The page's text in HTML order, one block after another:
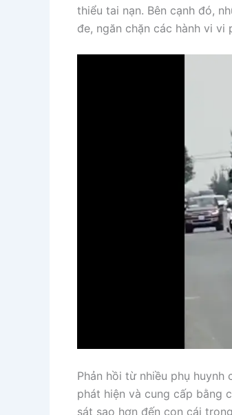
thiểu tai nạn. Bên cạnh đó,
đe, ngăn chặn các hành vi vi
Phản hồi từ nhiều phụ
phát hiện và cung cấp bằng
sát sao hơn đến con cái